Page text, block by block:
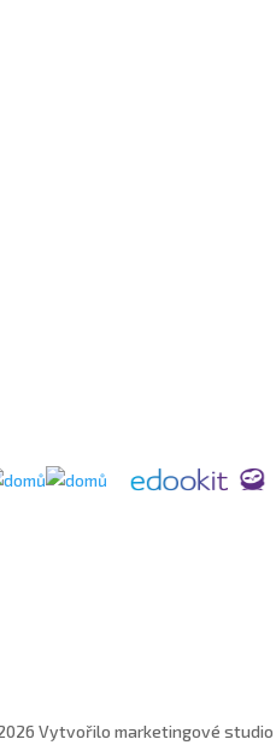
Vytvořilo marketingové studio